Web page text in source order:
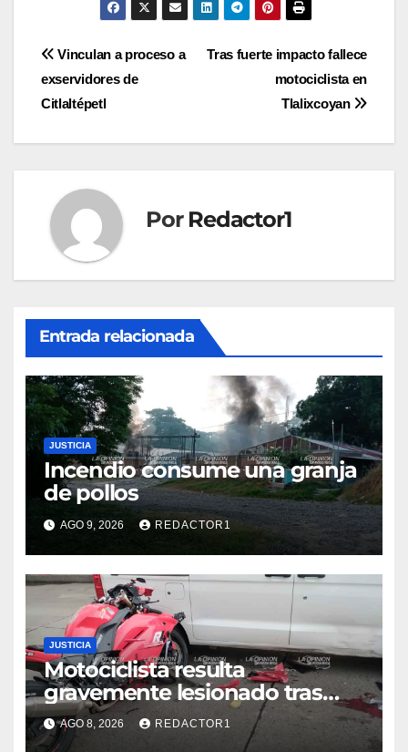
Navegación
de
entradas
Tras fuerte impacto fallece
motociclista en
Tlalixcoyan
Vinculan a proceso a
exservidores de
Citlaltépetl
Por Redactor1
Entrada relacionada
JUSTICIA
Incendio consume una granja
de pollos
AGO 9, 2026 REDACTOR1
JUSTICIA
Motociclista resulta
gravemente lesionado tras
choque en la colonia Ricardo
Flores Magón
AGO 8, 2026 REDACTOR1